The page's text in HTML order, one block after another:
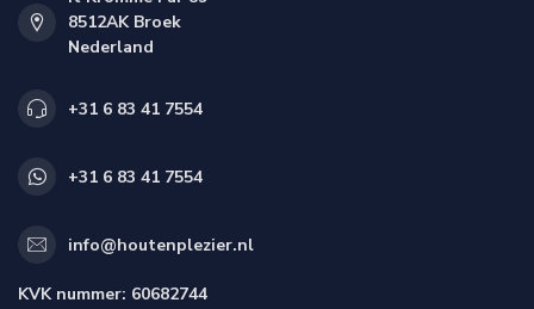
8512AK Broek
Nederland
+31 6 83 41 7554
+31 6 83 41 7554
info@houtenplezier.nl
KVK nummer: 60682744